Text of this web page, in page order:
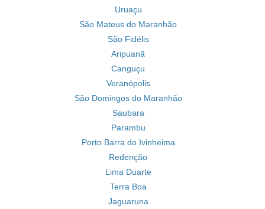
Uruaçu
São Mateus do Maranhão
São Fidélis
Aripuanã
Canguçu
Veranópolis
São Domingos do Maranhão
Saubara
Parambu
Porto Barra do Ivinheima
Redenção
Lima Duarte
Terra Boa
Jaguaruna